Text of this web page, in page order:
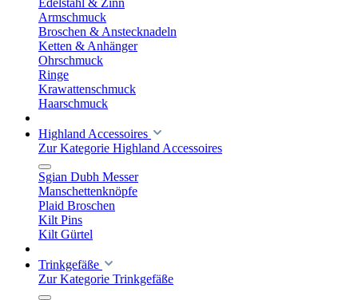
Edelstahl & Zinn
Armschmuck
Broschen & Anstecknadeln
Ketten & Anhänger
Ohrschmuck
Ringe
Krawattenschmuck
Haarschmuck
Highland Accessoires
Zur Kategorie Highland Accessoires
Sgian Dubh Messer
Manschettenknöpfe
Plaid Broschen
Kilt Pins
Kilt Gürtel
Trinkgefäße
Zur Kategorie Trinkgefäße